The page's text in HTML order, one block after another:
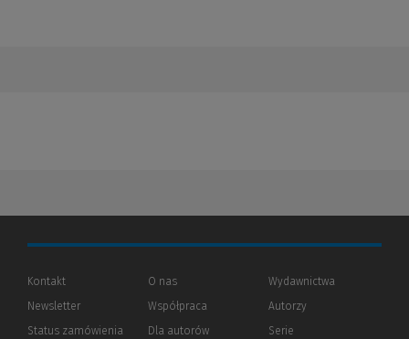
Kontakt
Newsletter
Status zamówienia
O nas
Współpraca
Dla autorów(Nowe
(Link
Wydawnictwa
Autorzy
Serie